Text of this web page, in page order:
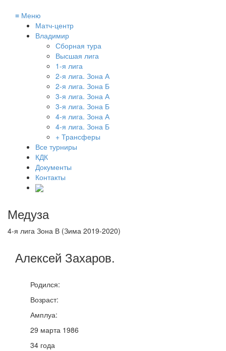
≡ Меню
Матч-центр
Владимир
Сборная тура
Высшая лига
1-я лига
2-я лига. Зона А
2-я лига. Зона Б
3-я лига. Зона А
3-я лига. Зона Б
4-я лига. Зона А
4-я лига. Зона Б
+ Трансферы
Все турниры
КДК
Документы
Контакты
Медуза
4-я лига Зона В (Зима 2019-2020)
Алексей Захаров.
Родился:
Возраст:
Амплуа:
29 марта 1986
34 года